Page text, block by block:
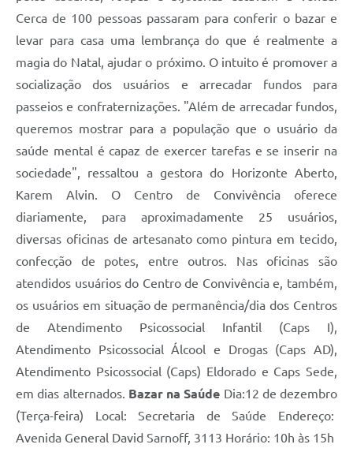
Cerca de 100 pessoas passaram para conferir o bazar e
levar para casa uma lembrança do que é realmente a
magia do Natal, ajudar o próximo. O intuito é promover a
socialização dos usuários e arrecadar fundos para
passeios e confraternizações. "Além de arrecadar fundos,
queremos mostrar para a população que o usuário da
saúde mental é capaz de exercer tarefas e se inserir na
sociedade", ressaltou a gestora do Horizonte Aberto,
Karem Alvin. O Centro de Convivência oferece
diariamente, para aproximadamente 25 usuários,
diversas oficinas de artesanato como pintura em tecido,
confecção de potes, entre outros. Nas oficinas são
atendidos usuários do Centro de Convivência e, também,
os usuários em situação de permanência/dia dos Centros
de Atendimento Psicossocial Infantil (Caps I),
Atendimento Psicossocial Álcool e Drogas (Caps AD),
Atendimento Psicossocial (Caps) Eldorado e Caps Sede,
em dias alternados. Bazar na Saúde Dia:12 de dezembro
(Terça-feira) Local: Secretaria de Saúde Endereço:
Avenida General David Sarnoff, 3113 Horário: 10h às 15h